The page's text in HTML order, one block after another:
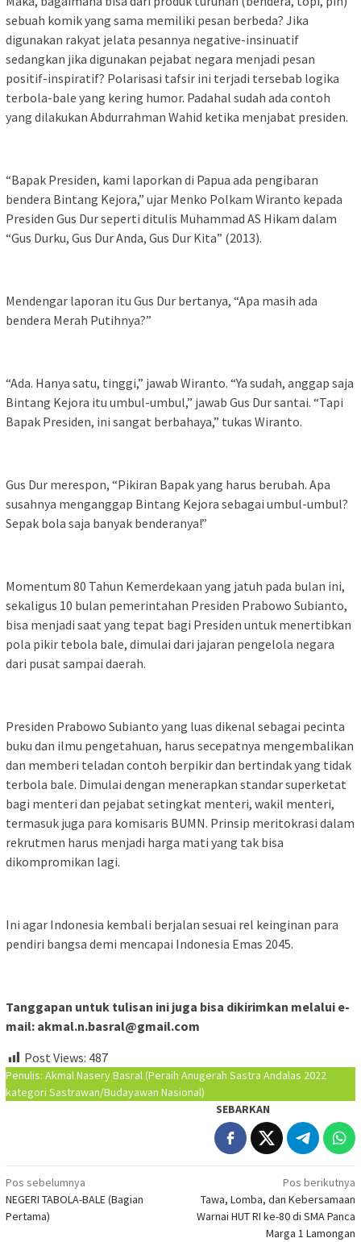
sebuah komik yang sama memiliki pesan berbeda? Jika
digunakan rakyat jelata pesannya negative-insinuatif
sedangkan jika digunakan pejabat negara menjadi pesan
positif-inspiratif? Polarisasi tafsir ini terjadi tersebab logika
terbola-bale yang kering humor. Padahal sudah ada contoh
yang dilakukan Abdurrahman Wahid ketika menjabat presiden.
“Bapak Presiden, kami laporkan di Papua ada pengibaran
bendera Bintang Kejora,” ujar Menko Polkam Wiranto kepada
Presiden Gus Dur seperti ditulis Muhammad AS Hikam dalam
“Gus Durku, Gus Dur Anda, Gus Dur Kita” (2013).
Mendengar laporan itu Gus Dur bertanya, “Apa masih ada
bendera Merah Putihnya?”
“Ada. Hanya satu, tinggi,” jawab Wiranto. “Ya sudah, anggap saja
Bintang Kejora itu umbul-umbul,” jawab Gus Dur santai. “Tapi
Bapak Presiden, ini sangat berbahaya,” tukas Wiranto.
Gus Dur merespon, “Pikiran Bapak yang harus berubah. Apa
susahnya menganggap Bintang Kejora sebagai umbul-umbul?
Sepak bola saja banyak benderanya!”
Momentum 80 Tahun Kemerdekaan yang jatuh pada bulan ini,
sekaligus 10 bulan pemerintahan Presiden Prabowo Subianto,
bisa menjadi saat yang tepat bagi Presiden untuk menertibkan
pola pikir tebola bale, dimulai dari jajaran pengelola negara
dari pusat sampai daerah.
Presiden Prabowo Subianto yang luas dikenal sebagai pecinta
buku dan ilmu pengetahuan, harus secepatnya mengembalikan
dan memberi teladan contoh berpikir dan bertindak yang tidak
terbola bale. Dimulai dengan menerapkan standar superketat
bagi menteri dan pejabat setingkat menteri, wakil menteri,
termasuk juga para komisaris BUMN. Prinsip meritokrasi dalam
rekrutmen harus menjadi harga mati yang tak bisa
dikompromikan lagi.
Ini agar Indonesia kembali berjalan sesuai rel keinginan para
pendiri bangsa demi mencapai Indonesia Emas 2045.
Tanggapan untuk tulisan ini juga bisa dikirimkan melalui e-
mail: akmal.n.basral@gmail.com
Post Views: 487
Penulis: Akmal Nasery Basral (Peraih Anugerah Sastra Andalas 2022
kategori Sastrawan/Budayawan Nasional)
SEBARKAN
Navigasi
pos
Pos sebelumnya
NEGERI TABOLA-BALE (Bagian
Pertama)
Pos berikutnya
Tawa, Lomba, dan Kebersamaan
Warnai HUT RI ke-80 di SMA Panca
Marga 1 Lamongan